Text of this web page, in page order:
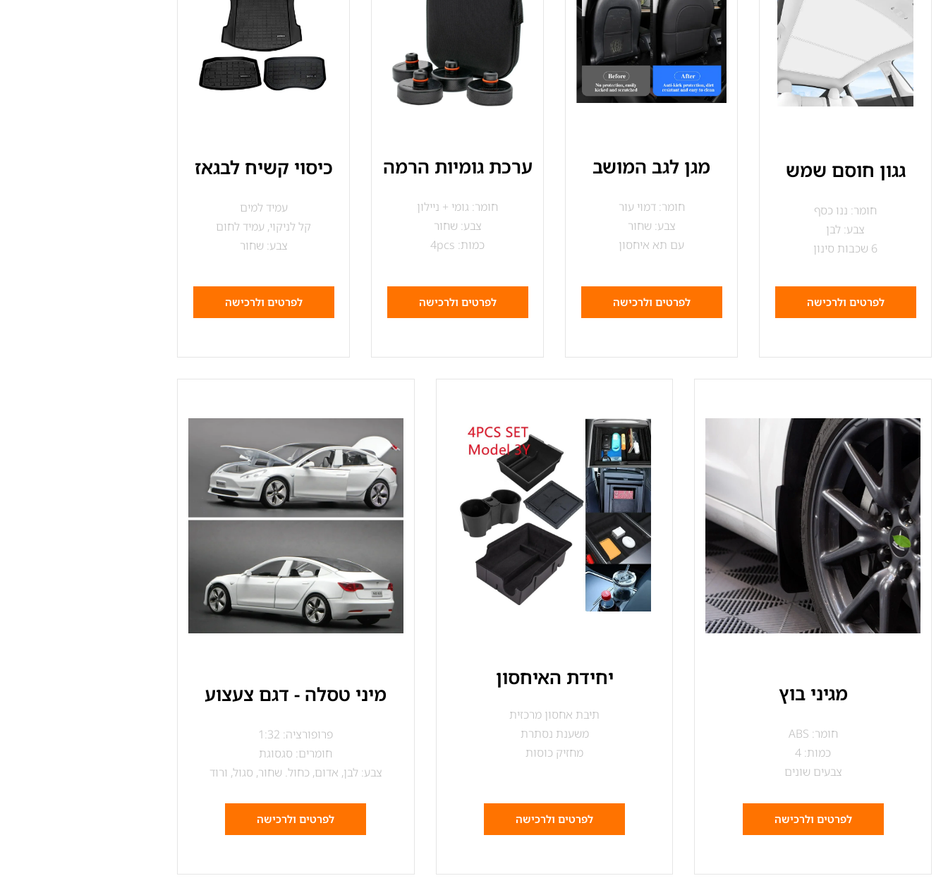
גגון חוסם שמש
חומר: ננו כסף
צבע: לבן
6 שכבות סינון
לפרטים ולרכישה
מגן לגב המושב
חומר: דמוי עור
צבע: שחור
עם תא איחסון
לפרטים ולרכישה
ערכת גומיות הרמה
חומר: גומי + ניילון
צבע: שחור
כמות: 4pcs
לפרטים ולרכישה
כיסוי קשיח לבגאז
עמיד למים
קל לניקוי, עמיד לחום
צבע: שחור
לפרטים ולרכישה
מגיני בוץ
חומר: ABS
כמות: 4
צבעים שונים
לפרטים ולרכישה
יחידת האיחסון
תיבת אחסון מרכזית
משענת נסתרת
מחזיק כוסות
לפרטים ולרכישה
מיני טסלה - דגם צעצוע
פרופורציה: 1:32
חומרים: סגסוגת
צבע: לבן, אדום, כחול. שחור, סגול, ורוד
לפרטים ולרכישה